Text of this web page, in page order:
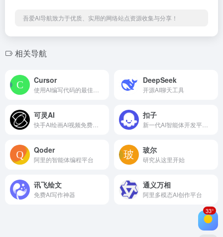
吾爱AI导航致力于优质、实用的网络站点资源收集与分享！
相关导航
Cursor DeepSeek
开源AI聊天工具
可灵AI 扣子
Qoder
阿里的智能体编程平台
玻尔
研究从这里开始
讯飞绘文
免费AI写作神器
通义万相
阿里多模态AI创作平台
33°